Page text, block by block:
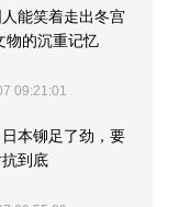
能笑着走出冬宫
物的沉重记忆
09:21:01
本铆足了劲，要
到底